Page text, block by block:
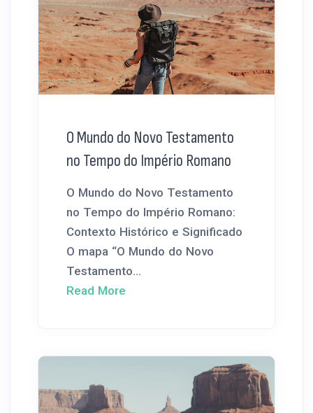
O Mundo do Novo Testamento
no Tempo do Império Romano
O Mundo do Novo Testamento
no Tempo do Império Romano:
Contexto Histórico e Significado
O mapa “O Mundo do Novo
Testamento...
Read More